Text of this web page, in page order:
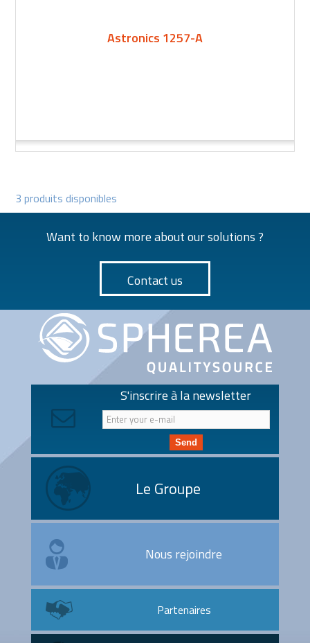
Astronics 1257-A
3 produits disponibles
Want to know more about our solutions ?
Contact us
S'inscrire à la newsletter
Send
Le Groupe
Nous rejoindre
Partenaires